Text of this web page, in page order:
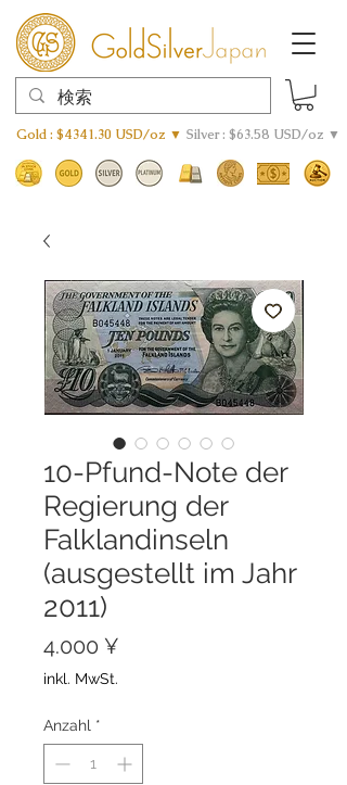
Gold : $4341.30 USD/oz ▼ Silver : $63.58 USD/oz ▼
10-Pfund-Note der
Regierung der
Falklandinseln
(ausgestellt im Jahr
2011)
4.000 ¥
inkl. MwSt.
Anzahl *